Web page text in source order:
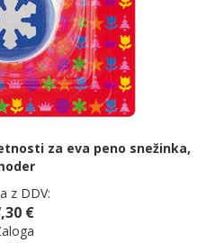
za eva peno snežinka,
z DDV:
€